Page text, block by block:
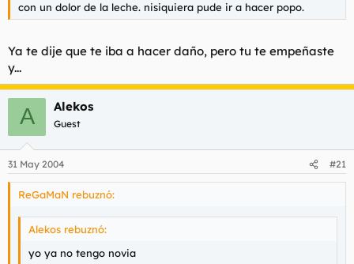
con un dolor de la leche. nisiquiera pude ir a hacer popo.
Ya te dije que te iba a hacer daño, pero tu te empeñaste
y...
A Alekos
Guest
31 May 2004 #21
ReGaMaN rebuznó:
Alekos rebuznó:
yo ya no tengo novia